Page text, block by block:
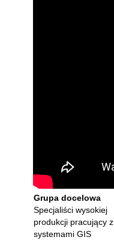
Grupa docelowa
Specjaliści wysokiej
produkcji pracujący z
systemami GIS